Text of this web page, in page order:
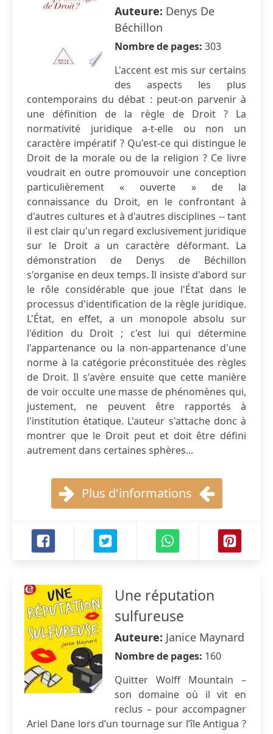
Auteure: Denys De
Béchillon
Nombre de pages: 303
L'accent est mis sur certains
des aspects les plus
contemporains du débat : peut-on parvenir à
une définition de la règle de Droit ? La
normativité juridique a-t-elle ou non un
caractère impératif ? Qu'est-ce qui distingue le
Droit de la morale ou de la religion ? Ce livre
voudrait en outre promouvoir une conception
particulièrement « ouverte » de la
connaissance du Droit, en le confrontant à
d'autres cultures et à d'autres disciplines -- tant
il est clair qu'un regard exclusivement juridique
sur le Droit a un caractère déformant. La
démonstration de Denys de Béchillon
s'organise en deux temps. Il insiste d'abord sur
le rôle considérable que joue l'État dans le
processus d'identification de la règle juridique.
L'État, en effet, a un monopole absolu sur
l'édition du Droit ; c'est lui qui détermine
l'appartenance ou la non-appartenance d'une
norme à la catégorie préconstituée des règles
de Droit. Il s'avère ensuite que cette manière
de voir occulte une masse de phénomènes qui,
justement, ne peuvent être rapportés à
l'institution étatique. L'auteur s'attache donc à
montrer que le Droit peut et doit être défini
autrement dans certaines sphères...
Plus d'informations
Une réputation
sulfureuse
Auteure: Janice Maynard
Nombre de pages: 160
Quitter Wolff Mountain –
son domaine où il vit en
reclus – pour accompagner
Ariel Dane lors d’un tournage sur l’île Antigua ?